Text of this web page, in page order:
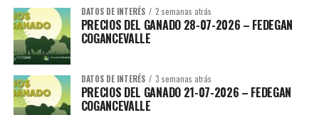
DATOS DE INTERÉS 2 semanas atrás
PRECIOS DEL GANADO 28-07-2026 – FEDEGAN
COGANCEVALLE
DATOS DE INTERÉS 3 semanas atrás
PRECIOS DEL GANADO 21-07-2026 – FEDEGAN
COGANCEVALLE